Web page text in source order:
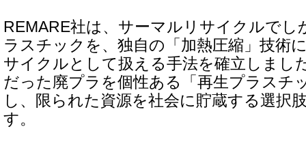
REMARE社は、サーマルリサイクルでし
ラスチックを、独自の「加熱圧縮」技術
サイクルとして扱える手法を確立しまし
だった廃プラを個性ある「再生プラスチ
し、限られた資源を社会に貯蔵する選択
す。